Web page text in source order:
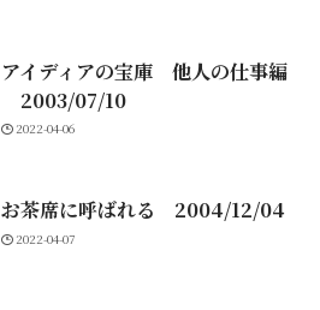
アイディアの宝庫 他人の仕事編
2003/07/10
2022-04-06
お茶席に呼ばれる 2004/12/04
2022-04-07